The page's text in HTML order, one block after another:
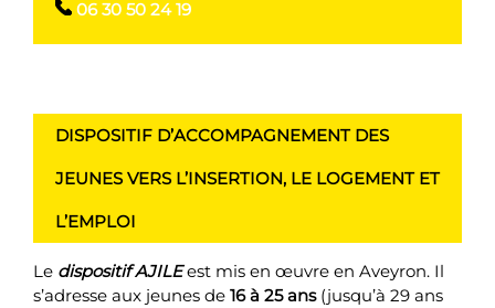
06 30 50 24 19
DISPOSITIF D’ACCOMPAGNEMENT DES
JEUNES VERS L’INSERTION, LE LOGEMENT ET
L’EMPLOI
Le dispositif AJILE est mis en œuvre en Aveyron. Il
s’adresse aux jeunes de 16 à 25 ans (jusqu’à 29 ans